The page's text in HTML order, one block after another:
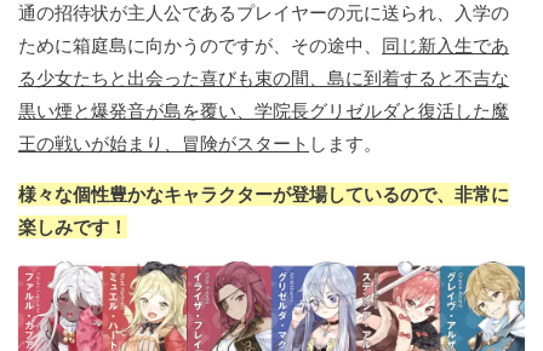
通の招待状が主人公であるプレイヤーの元に送られ、入学の
ために箱庭島に向かうのですが、その途中、 同じ新入生であ
る少女たちと出会った喜びも束の間、島に到着すると不吉な
黒い煙と爆発音が島を覆い、学院長グリゼルダと復活した魔
王の戦いが始まり、冒険がスタート します。
様々な個性豊かなキャラクターが登場しているので、非常に
楽しみです！